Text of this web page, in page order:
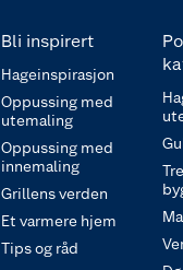
Bli inspirert
Hageinspirasjon
Oppussing med
utemaling
Oppussing med
innemaling
Grillens verden
Et varmere hjem
Tips og råd